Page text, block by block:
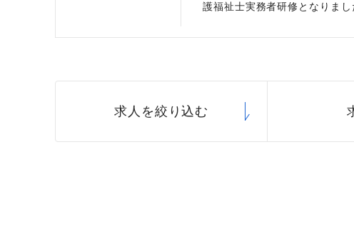
護福祉士実務者研修となりま
求人を絞り込む